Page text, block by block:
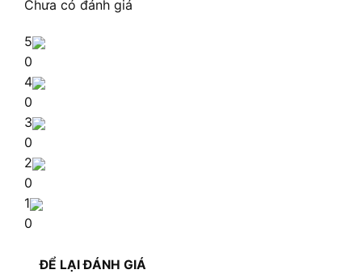
Chưa có đánh giá
5
0
4
0
3
0
2
0
1
0
ĐỂ LẠI ĐÁNH GIÁ